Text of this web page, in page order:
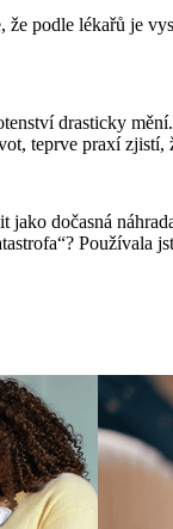
podle lékařů je
drasticky
teprve praxí
dočasná
Používala